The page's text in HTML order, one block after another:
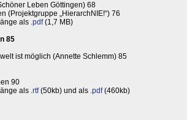
Leben Göttingen) 68
(Projektgruppe „HierarchNIE!“) 76
als .pdf(1,7 MB)
85
ist möglich (Annette Schlemm) 85
90
als .rtf(50kb) und als .pdf(460kb)